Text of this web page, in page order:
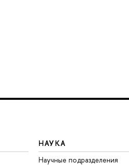
НАУКА
Научные подразделения